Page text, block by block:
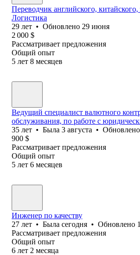
Переводчик английского, китайского,
Логистика
29 лет • Обновлено 29 июня
2 000 $
Рассматривает предложения
Общий опыт
5 лет 8 месяцев
Ведущий специалист валютного
обслуживания, по работе с
35 лет • Была 3 августа • Обновлено
900 $
Рассматривает предложения
Общий опыт
5 лет 6 месяцев
Инженер по качеству
27 лет • Была сегодня • Обновлено
Рассматривает предложения
Общий опыт
6 лет 2 месяца